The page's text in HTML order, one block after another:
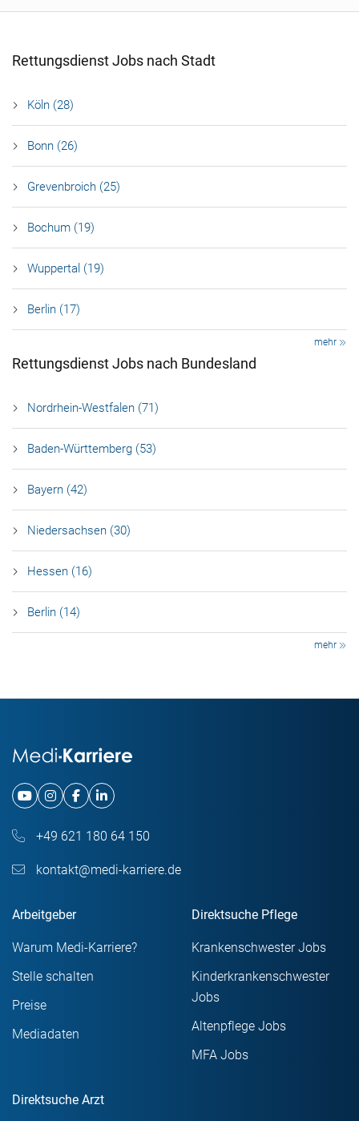
Rettungsdienst Jobs nach Stadt
Köln (28)
Bonn (26)
Grevenbroich (25)
Bochum (19)
Wuppertal (19)
Berlin (17)
mehr
Rettungsdienst Jobs nach Bundesland
Nordrhein-Westfalen (71)
Baden-Württemberg (53)
Bayern (42)
Niedersachsen (30)
Hessen (16)
Berlin (14)
mehr
+49 621 180 64 150
kontakt@medi-karriere.de
Arbeitgeber
Warum Medi-Karriere?
Stelle schalten
Preise
Mediadaten
Direktsuche Pflege
Krankenschwester Jobs
Kinderkrankenschwester
Jobs
Altenpflege Jobs
MFA Jobs
Direktsuche Arzt